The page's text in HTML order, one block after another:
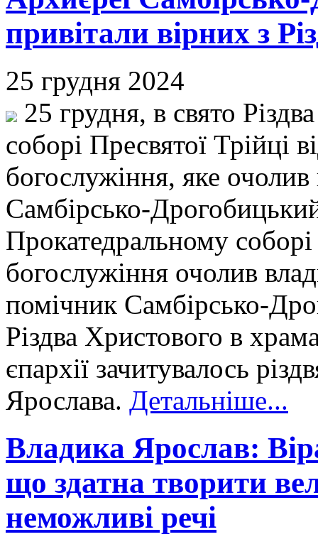
привітали вірних з
25 грудня 2024
25 грудня, в свято
соборі Пресвятої Трійці
богослужіння, яке
Самбірсько-
Прокатедральному
богослужіння очолив
помічник Самбірсько-
Різдва Христового в
єпархії зачитувалось
Ярослава. Детальніше...
Владика Ярослав:
що здатна творити
неможливі речі